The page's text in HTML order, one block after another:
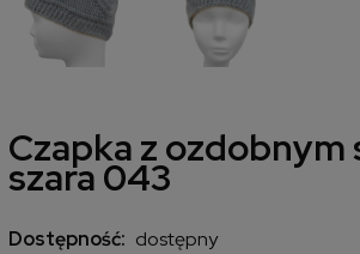
Czapka z ozdobnym
szara 043
Dostępność: dostępny